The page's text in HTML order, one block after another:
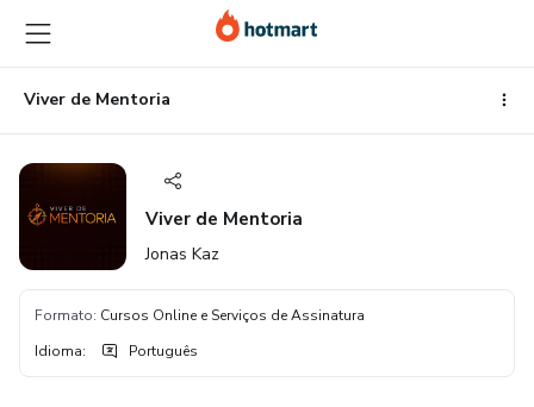
para
o
conteúdo
principal
para
o
pagamento
para
o
rodapé
Viver de Mentoria
Viver de Mentoria
Jonas Kaz
Formato: Cursos Online e Serviços de Assinatura
Idioma: Português